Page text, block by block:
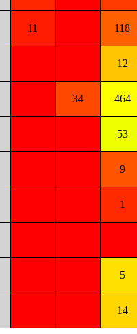
11 118
12
34 464
53
9
1
5
14